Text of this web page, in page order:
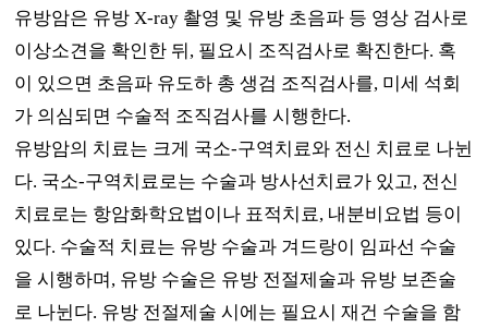
유방암은 유방 X-ray 촬영 및 유방 초음파 등 영상 검사로
이상소견을 확인한 뒤 , 필요시 조직검사로 확진한다. 혹
이 있으면 초음파 유도하 총 생검 조직검사를, 미세 석회
가 의심되면 수술적 조직검사를 시행한다.
유방암의 치료는 크게 국소-구역치료와 전신 치료로 나뉜
다. 국소-구역치료로는 수술과 방사선치료가 있고, 전신
치료로는 항암화학요법이나 표적치료, 내분비요법 등이
있다. 수술적 치료는 유방 수술과 겨드랑이 임파선 수술
을 시행하며 , 유방 수술은 유방 전절제술과 유방 보존술
로 나뉜다. 유방 전절제술 시에는 필요시 재건 수술을 함